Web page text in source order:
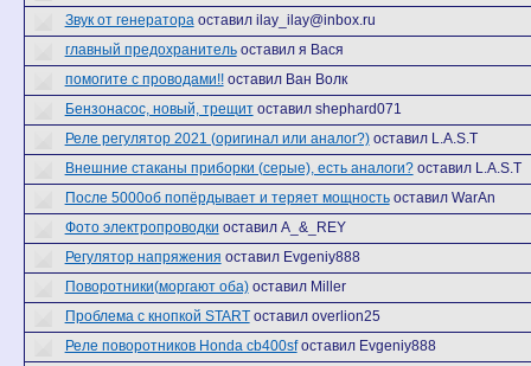
Звук от генератора оставил ilay_ilay@inbox.ru
главный предохранитель оставил я Вася
помогите с проводами!! оставил Ван Волк
Бензонасос, новый, трещит оставил shephard071
Реле регулятор 2021 (оригинал или аналог?) оставил L.A.S.T
Внешние стаканы приборки (серые), есть аналоги? оставил L.A.S.T
После 5000об попёрдывает и теряет мощность оставил WarAn
Фото электропроводки оставил A_&_REY
Регулятор напряжения оставил Evgeniy888
Поворотники(моргают оба) оставил Miller
Проблема с кнопкой START оставил overlion25
Реле поворотников Honda cb400sf оставил Evgeniy888